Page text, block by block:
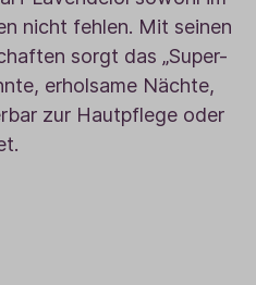
nicht fehlen. Mit seinen
sorgt das „Super-
erholsame Nächte,
zur Hautpflege oder